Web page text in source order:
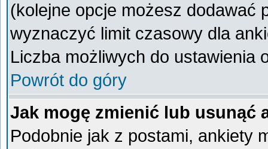
(kolejne opcje możesz dodawać
wyznaczyć limit czasowy dla
Liczba możliwych do ustawienia
Powrót do góry
Jak mogę zmienić lub usunąć
Podobnie jak z postami, ankiety